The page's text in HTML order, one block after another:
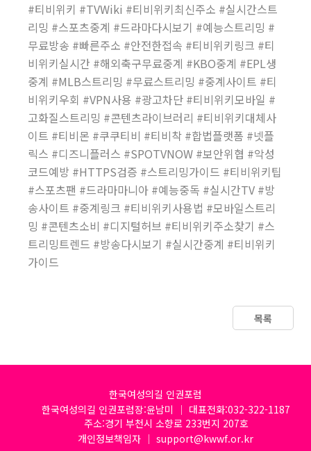
#티비위키 #TVWiki #티비위키최신주소 #실시간스트
리밍 #스포츠중계 #드라마다시보기 #예능스트리밍 #
무료방송 #빠른주소 #안전한접속 #티비위키링크 #티
비위키실시간 #해외축구무료중계 #KBO중계 #EPL생
중계 #MLB스트리밍 #무료스트리밍 #중계사이트 #티
비위키우회 #VPN사용 #광고차단 #티비위키모바일 #
고화질스트리밍 #콘텐츠라이브러리 #티비위키대체사
이트 #티비몬 #쿠쿠티비 #티비착 #합법플랫폼 #넷플
릭스 #디즈니플러스 #SPOTVNOW #보안위협 #악성
코드예방 #HTTPS검증 #스트리밍가이드 #티비위키팁
#스포츠팬 #드라마마니아 #예능중독 #실시간TV #방
송사이트 #중계링크 #티비위키사용법 #모바일스트리
밍 #콘텐츠소비 #디지털허브 #티비위키주소찾기 #스
트리밍트렌드 #방송다시보기 #실시간중계 #티비위키
가이드
목록
한국여성의길 인권포럼
한국여성의길 인권포럼장:윤남미 │ 대표전화:032-322-1187
주소:경기 부천시 소향로 233번지 207호
개인정보책임자 │ support@kwwf.or.kr